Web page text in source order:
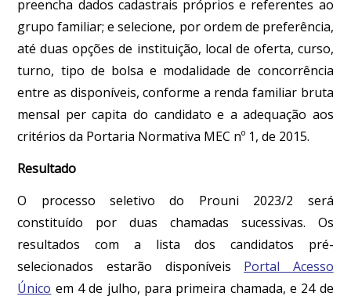
preencha dados cadastrais próprios e referentes ao
grupo familiar; e selecione, por ordem de preferência,
até duas opções de instituição, local de oferta, curso,
turno, tipo de bolsa e modalidade de concorrência
entre as disponíveis, conforme a renda familiar bruta
mensal per capita do candidato e a adequação aos
critérios da Portaria Normativa MEC nº 1, de 2015.
Resultado
O processo seletivo do Prouni 2023/2 será
constituído por duas chamadas sucessivas. Os
resultados com a lista dos candidatos pré-
selecionados estarão disponíveis Portal Acesso
Único em 4 de julho, para primeira chamada, e 24 de